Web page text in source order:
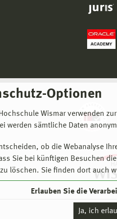
Optionen
Wismar verwenden
werden sämtliche Daten
ob die Webanalyse
Sie bei künftigen Besuchen
löschen. Sie finden dort auch
Erlauben Sie die
Ja, ich